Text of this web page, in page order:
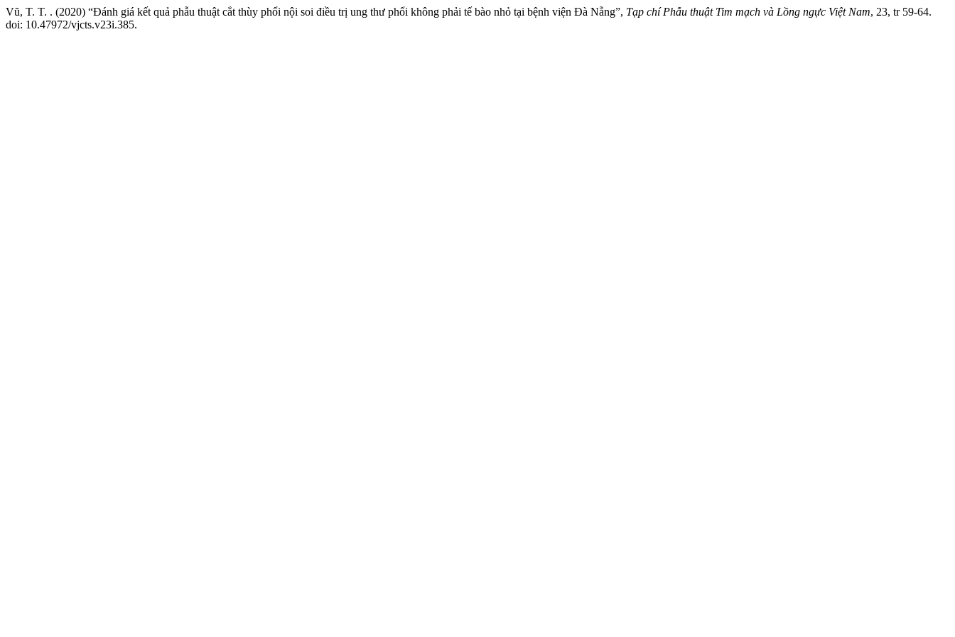
Vũ, T. T. . (2020) “Đánh giá kết quả phẫu thuật cắt thùy phổi nội soi điều trị ung thư phổi không phải tế bào nhỏ tại bệnh viện Đà Nẵng”, Tạp chí Phẫu thuật Tim mạch và Lồng ngực Việt Nam, 23, tr 59-64.
doi: 10.47972/vjcts.v23i.385.